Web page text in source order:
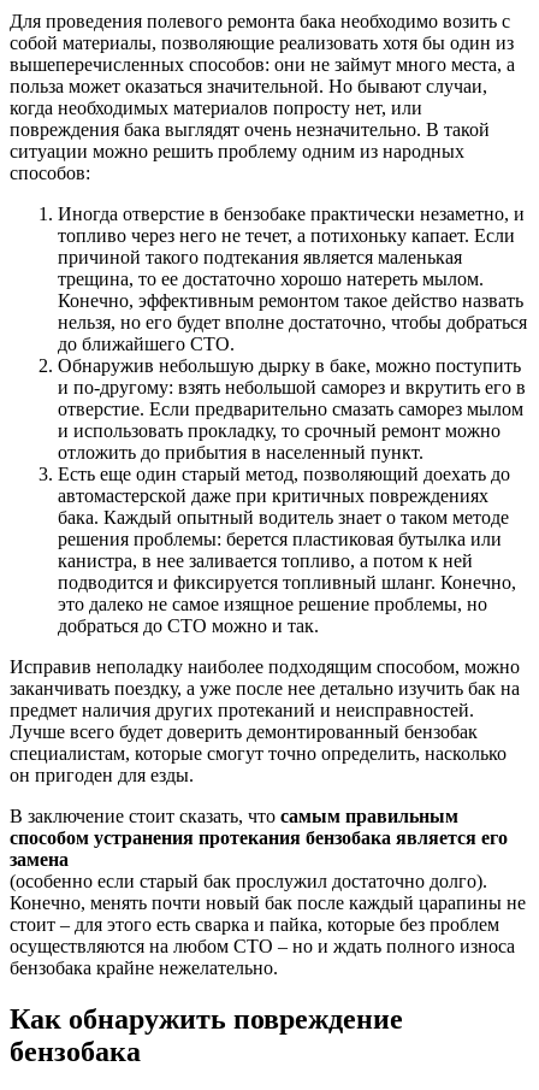
Для проведения полевого ремонта бака необходимо возить с
собой материалы, позволяющие реализовать хотя бы один из
вышеперечисленных способов: они не займут много места, а
польза может оказаться значительной. Но бывают случаи,
когда необходимых материалов попросту нет, или
повреждения бака выглядят очень незначительно. В такой
ситуации можно решить проблему одним из народных
способов:
Иногда отверстие в бензобаке практически незаметно, и
топливо через него не течет, а потихоньку капает. Если
причиной такого подтекания является маленькая
трещина, то ее достаточно хорошо натереть мылом.
Конечно, эффективным ремонтом такое действо назвать
нельзя, но его будет вполне достаточно, чтобы добраться
до ближайшего СТО.
Обнаружив небольшую дырку в баке, можно поступить
и по-другому: взять небольшой саморез и вкрутить его в
отверстие. Если предварительно смазать саморез мылом
и использовать прокладку, то срочный ремонт можно
отложить до прибытия в населенный пункт.
Есть еще один старый метод, позволяющий доехать до
автомастерской даже при критичных повреждениях
бака. Каждый опытный водитель знает о таком методе
решения проблемы: берется пластиковая бутылка или
канистра, в нее заливается топливо, а потом к ней
подводится и фиксируется топливный шланг. Конечно,
это далеко не самое изящное решение проблемы, но
добраться до СТО можно и так.
Исправив неполадку наиболее подходящим способом, можно
заканчивать поездку, а уже после нее детально изучить бак на
предмет наличия других протеканий и неисправностей.
Лучше всего будет доверить демонтированный бензобак
специалистам, которые смогут точно определить, насколько
он пригоден для езды.
В заключение стоит сказать, что самым правильным
способом устранения протекания бензобака является его
замена
(особенно если старый бак прослужил достаточно долго).
Конечно, менять почти новый бак после каждый царапины не
стоит – для этого есть сварка и пайка, которые без проблем
осуществляются на любом СТО – но и ждать полного износа
бензобака крайне нежелательно.
Как обнаружить повреждение
бензобака